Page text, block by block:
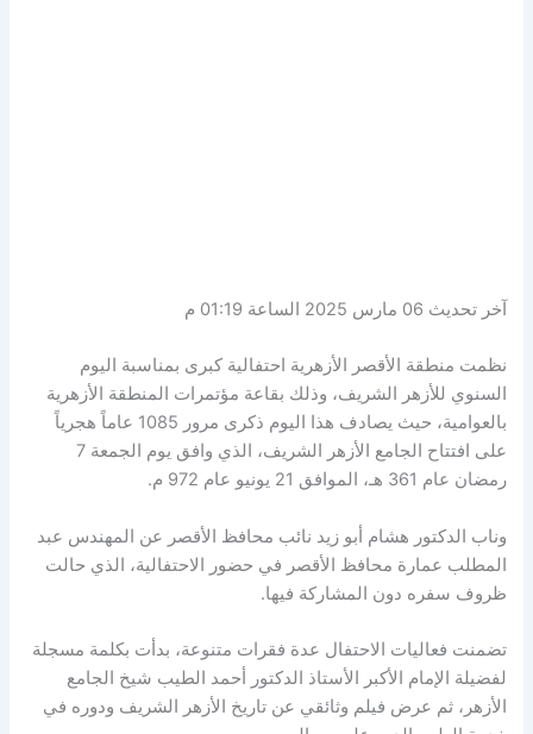
آخر تحديث 06 مارس 2025 الساعة 01:19 م
نظمت منطقة الأقصر الأزهرية احتفالية كبرى بمناسبة اليوم
السنوي للأزهر الشريف، وذلك بقاعة مؤتمرات المنطقة الأزهرية
بالعوامية، حيث يصادف هذا اليوم ذكرى مرور 1085 عاماً هجرياً
على افتتاح الجامع الأزهر الشريف، الذي وافق يوم الجمعة 7
رمضان عام 361 هـ، الموافق 21 يونيو عام 972 م.
وناب الدكتور هشام أبو زيد نائب محافظ الأقصر عن المهندس عبد
المطلب عمارة محافظ الأقصر في حضور الاحتفالية، الذي حالت
ظروف سفره دون المشاركة فيها.
تضمنت فعاليات الاحتفال عدة فقرات متنوعة، بدأت بكلمة مسجلة
لفضيلة الإمام الأكبر الأستاذ الدكتور أحمد الطيب شيخ الجامع
الأزهر، ثم عرض فيلم وثائقي عن تاريخ الأزهر الشريف ودوره في